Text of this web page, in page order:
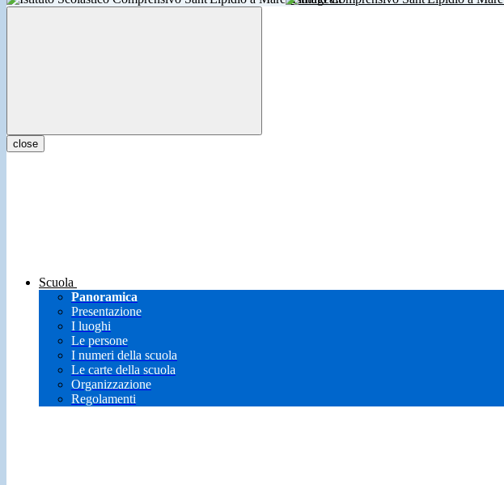
close
Scuola
Panoramica
Presentazione
I luoghi
Le persone
I numeri della scuola
Le carte della scuola
Organizzazione
Regolamenti